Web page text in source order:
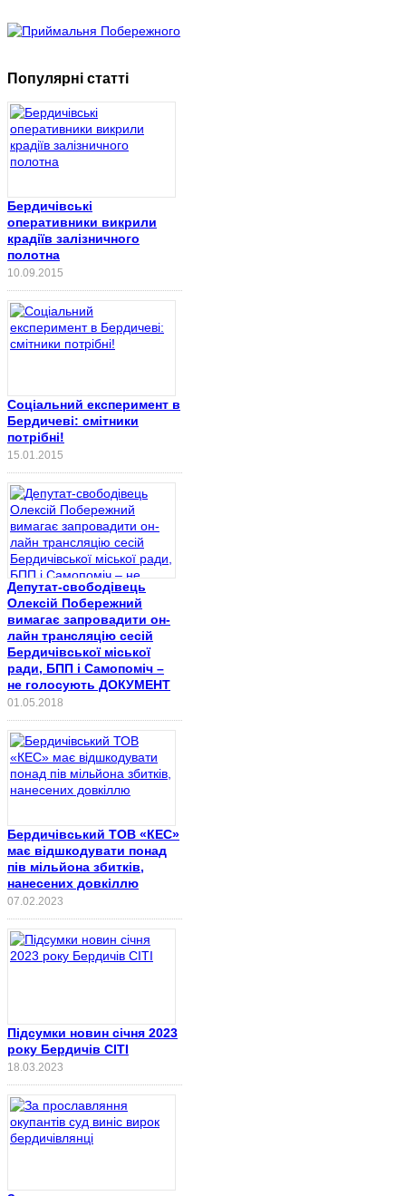
Популярні статті
Бердичівські
оперативники викрили
крадіїв залізничного
полотна
10.09.2015
Соціальний експеримент в
Бердичеві: смітники
потрібні!
15.01.2015
Депутат-свободівець
Олексій Побережний
вимагає запровадити он-
лайн трансляцію сесій
Бердичівської міської
ради, БПП і Самопоміч –
не голосують ДОКУМЕНТ
01.05.2018
Бердичівський ТОВ «КЕС»
має відшкодувати понад
пів мільйона збитків,
нанесених довкіллю
07.02.2023
Підсумки новин січня 2023
року Бердичів СІТІ
18.03.2023